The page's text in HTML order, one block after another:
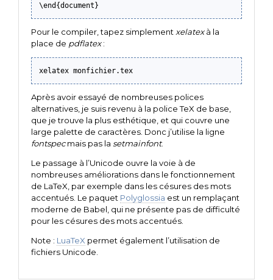
\end {document }
Pour le compiler, tapez simplement xelatexà la
place de pdflatex:
xelatex monfichier.tex
Après avoir essayé de nombreuses polices
alternatives, je suis revenu à la police TeX de base,
que je trouve la plus esthétique, et qui couvre une
large palette de caractères. Donc j’utilise la ligne
fontspecmais pas la setmainfont.
Le passage à l’Unicode ouvre la voie à de
nombreuses améliorations dans le fonctionnement
de LaTeX, par exemple dans les césures des mots
accentués. Le paquet Polyglossia est un remplaçant
moderne de Babel, qui ne présente pas de difficulté
pour les césures des mots accentués.
Note : LuaTeX permet également l’utilisation de
fichiers Unicode.